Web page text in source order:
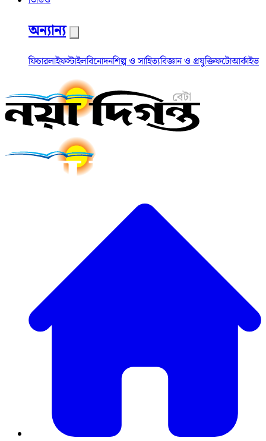
অন্যান্য
ফিচারলাইফস্টাইলবিনোদনশিল্প ও সাহিত্যবিজ্ঞান ও প্রযুক্তিফটোআর্কাইভ